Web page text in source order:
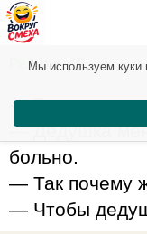
Рейтинг: 17
— Вовочка,
— Дедушка
больно.
— Так почему
— Чтобы
Мы используем куки